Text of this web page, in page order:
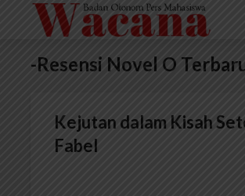
-Resensi Novel O
Kejutan dalam Kisah
Fabel